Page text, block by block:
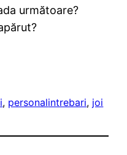
următoare?
, personalintrebari, joi